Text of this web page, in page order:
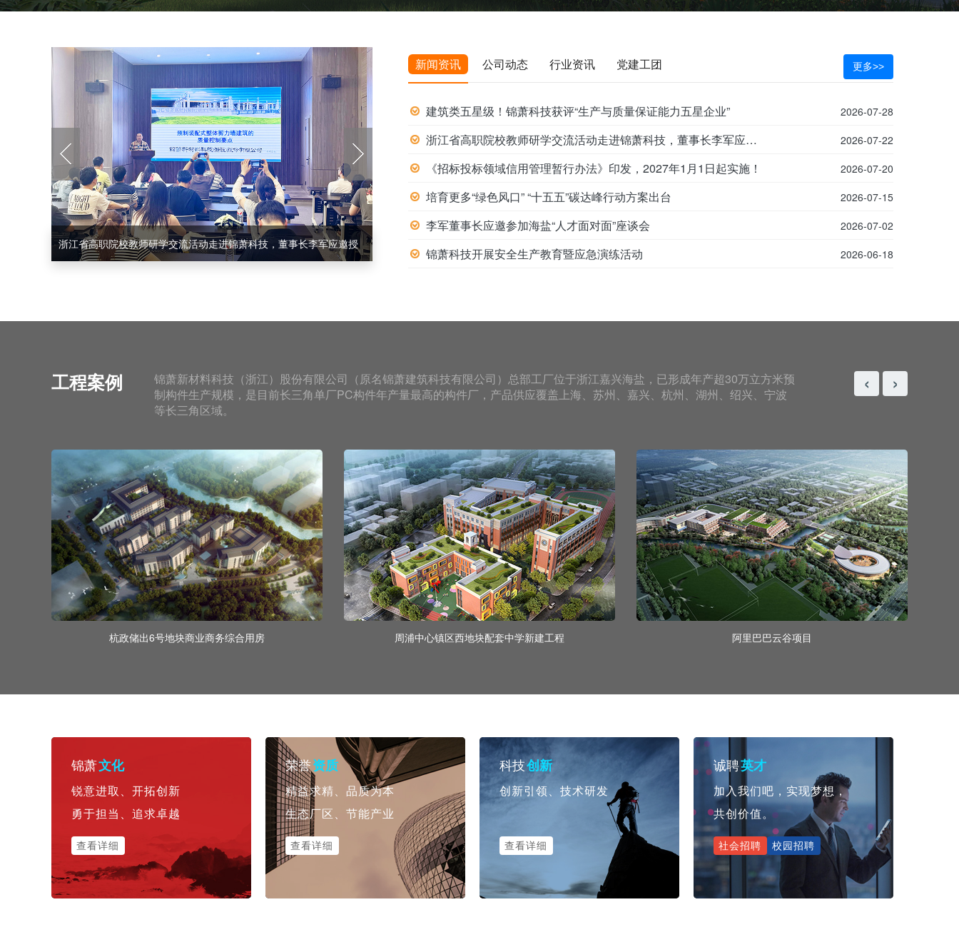
李军董事长应邀参加海盐“人才面对面”座谈会
新闻资讯 公司动态 行业资讯 党建工团 更多>>
建筑类五星级！锦萧科技获评“生产与质量保证能力五星企业” 2026-07-28
浙江省高职院校教师研学交流活动走进锦萧科技，董事长李军应邀授课！ 2026-07-22
《招标投标领域信用管理暂行办法》印发，2027年1月1日起实施！ 2026-07-20
培育更多“绿色风口” “十五五”碳达峰行动方案出台 2026-07-15
李军董事长应邀参加海盐“人才面对面”座谈会 2026-07-02
锦萧科技开展安全生产教育暨应急演练活动 2026-06-18
工程案例
锦萧新材料科技（浙江）股份有限公司（原名锦萧建筑科技有限公司）总部工厂位于浙江嘉兴海盐，已形成年产超30万立方米预
制构件生产规模，是目前长三角单厂PC构件年产量最高的构件厂，产品供应覆盖上海、苏州、嘉兴、杭州、湖州、绍兴、宁波
等长三角区域。
‹ ›
杭政储出6号地块商业商务综合用房 周浦中心镇区西地块配套中学新建工程 阿里巴巴云谷项目
锦萧文化
锐意进取、开拓创新
勇于担当、追求卓越
查看详细
荣誉资质
精益求精、品质为本
生态厂区、节能产业
查看详细
科技创新
创新引领、技术研发
查看详细
诚聘英才
加入我们吧，实现梦想，
共创价值。
社会招聘 校园招聘